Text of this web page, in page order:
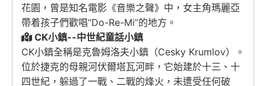
花園，曾是知名電影《音樂之聲》中，女主角瑪麗亞
帶着孩子們歡唱“Do-Re-Mi”的地方。
CK小鎮--中世紀童話小鎮
CK小鎮全稱是克魯姆洛夫小鎮（Cesky Krumlov）。
位於捷克的母親河伏爾塔瓦河畔，它始建於十三、十
四世紀，躲過了一戰、二戰的烽火，未遭受任何破